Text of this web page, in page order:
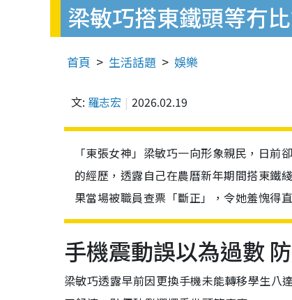
梁敏巧搭東鐵頭等冇
首頁 生活話題 娛樂
文: 羅志宏 2026.02.19
「東張女神」梁敏巧一向形象親民，日
的經歷，透露自己在農曆新年期間搭東鐵
果當場被職員查票「斷正」，令她羞愧得
手機震動誤以為過數
梁敏巧透露早前因更換手機未能轉移學生八